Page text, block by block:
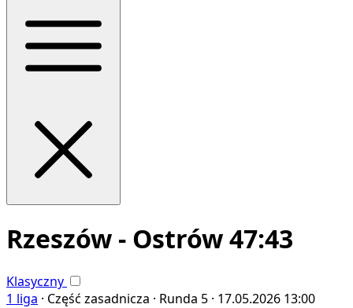
Rzeszów - Ostrów 47:43
Klasyczny
1 liga · Część zasadnicza · Runda 5 · 17.05.2026 13:00